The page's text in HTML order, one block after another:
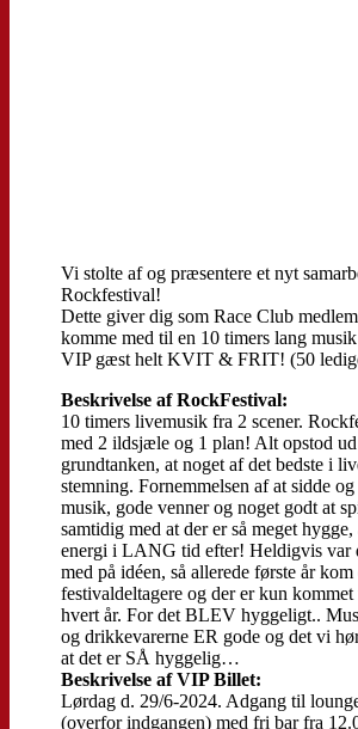
Vi stolte af og præsentere et nyt
Rockfestival!
Dette giver dig som Race Club
komme med til en 10 timers lang
VIP gæst helt KVIT & FRIT! (50
Beskrivelse af RockFestival:
10 timers livemusik fra 2 scener.
med 2 ildsjæle og 1 plan! Alt opstod
grundtanken, at noget af det bedste i
stemning. Fornemmelsen af at sidde
musik, gode venner og noget godt at
samtidig med at der er så meget
energi i LANG tid efter! Heldigvis var
med på idéen, så allerede første år
festivaldeltagere og der er kun
hvert år. For det BLEV hyggeligt..
og drikkevarerne ER gode og det vi
at det er SÅ hyggelig…
Beskrivelse af VIP Billet:
Lørdag d. 29/6-2024. Adgang til
(overfor indgangen) med fri bar fra